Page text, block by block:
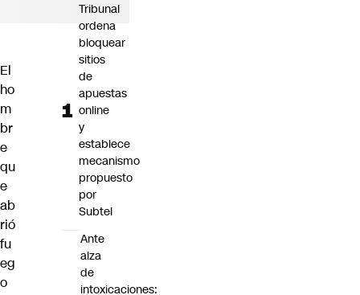
El
ho
m
br
e
qu
e
ab
rió
fu
eg
o
Tribunal
ordena
bloquear
sitios
de
apuestas
online
y
establece
mecanismo
propuesto
por
Subtel
Ante
alza
de
intoxicaciones: